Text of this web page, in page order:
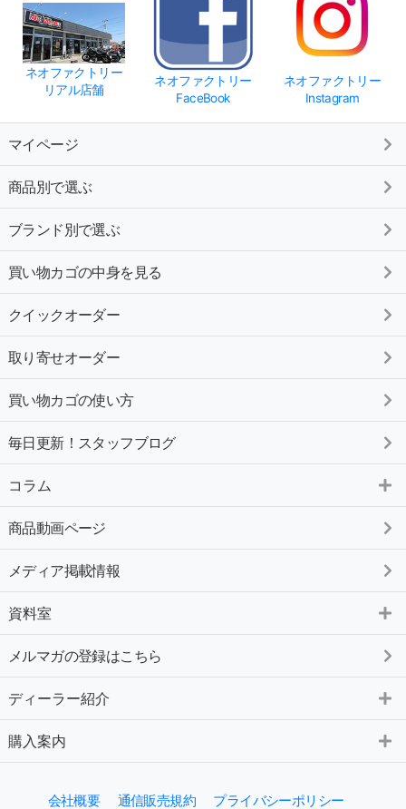
ネオファクトリー
リアル店舗
ネオファクトリー
FaceBook
ネオファクトリー
Instagram
マイページ
商品別で選ぶ
ブランド別で選ぶ
買い物カゴの中身を見る
クイックオーダー
取り寄せオーダー
買い物カゴの使い方
毎日更新！スタッフブログ
コラム
商品動画ページ
メディア掲載情報
資料室
メルマガの登録はこちら
ディーラー紹介
購入案内
会社概要 通信販売規約 プライバシーポリシー